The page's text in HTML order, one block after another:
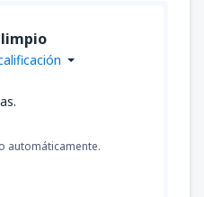
automáticamente.